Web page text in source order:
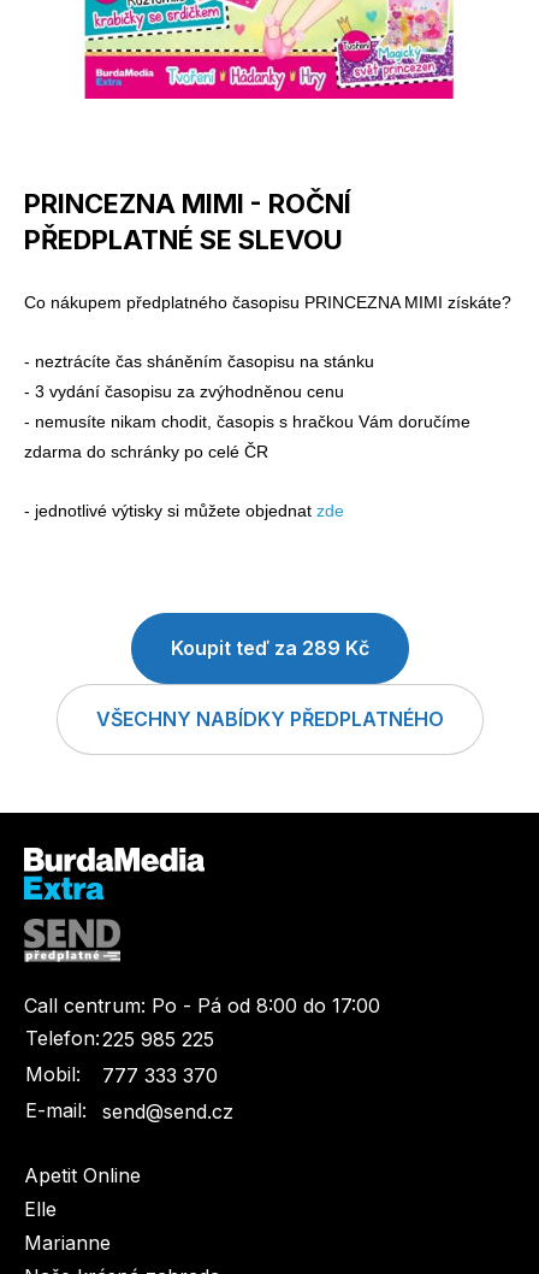
Svět ženy Marianne Venkov & styl
Naše krásná zahrada
Chip
Sudoku a křížovky
Dětské časopisy
LEGO® časopisy
Burda Easy
Burda Best of Plus
Burda Best of
Burda Kids
PRINCEZNA MIMI - ROČNÍ
PŘEDPLATNÉ SE SLEVOU
Co nákupem předplatného časopisu PRINCEZNA MIMI získáte?
- neztrácíte čas sháněním časopisu na stánku
- 3 vydání časopisu za zvýhodněnou cenu
- nemusíte nikam chodit, časopis s hračkou Vám doručíme
zdarma do schránky po celé ČR
- jednotlivé výtisky si můžete objednat zde
Koupit teď za 289 Kč
VŠECHNY NABÍDKY PŘEDPLATNÉHO
Call centrum: Po - Pá od 8:00 do 17:00
Telefon:225 985 225
Mobil:
777 333 370
E-mail:
send@send.cz
Apetit Online
Elle
Marianne